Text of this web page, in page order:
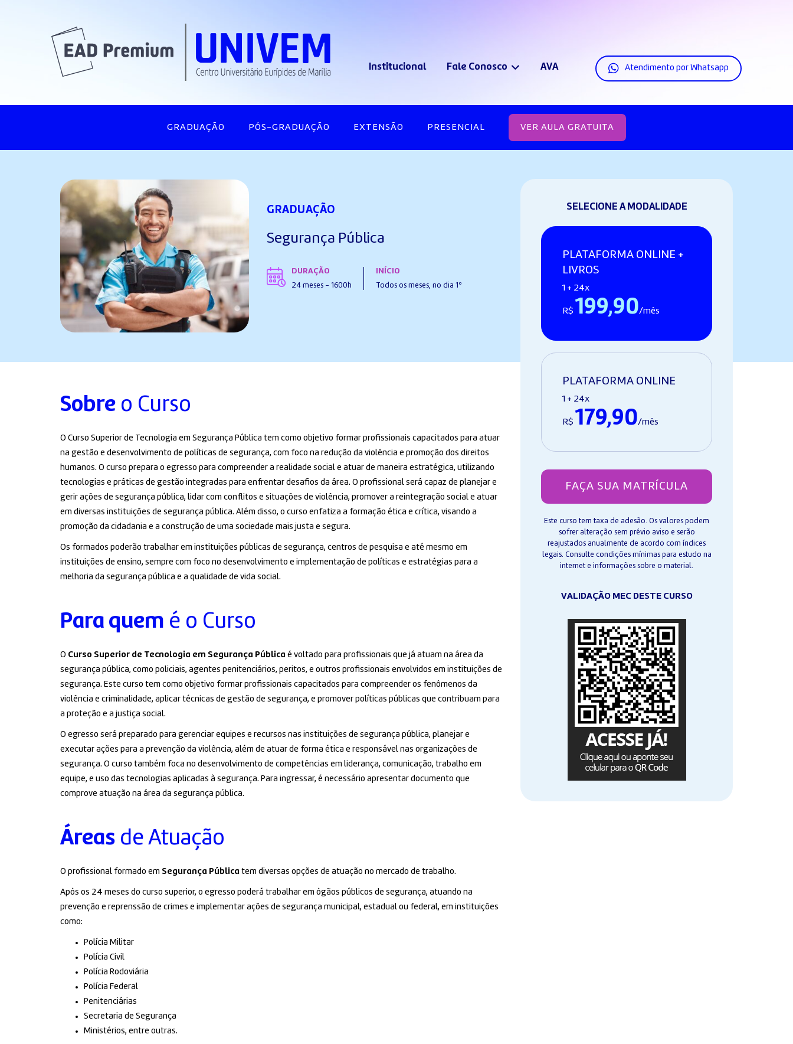
Institucional Fale Conosco AVA Atendimento por Whatsapp
GRADUAÇÃO PÓS-GRADUAÇÃO EXTENSÃO PRESENCIAL VER AULA GRATUITA
GRADUAÇÃO
Segurança Pública
DURAÇÃO
24 meses - 1600h
INÍCIO
Todos os meses, no dia 1º
Sobre o Curso
O Curso Superior de Tecnologia em Segurança Pública tem como objetivo formar profissionais capacitados para atuar
na gestão e desenvolvimento de políticas de segurança, com foco na redução da violência e promoção dos direitos
humanos. O curso prepara o egresso para compreender a realidade social e atuar de maneira estratégica, utilizando
tecnologias e práticas de gestão integradas para enfrentar desafios da área. O profissional será capaz de planejar e
gerir ações de segurança pública, lidar com conflitos e situações de violência, promover a reintegração social e atuar
em diversas instituições de segurança pública. Além disso, o curso enfatiza a formação ética e crítica, visando a
promoção da cidadania e a construção de uma sociedade mais justa e segura.
Os formados poderão trabalhar em instituições públicas de segurança, centros de pesquisa e até mesmo em
instituições de ensino, sempre com foco no desenvolvimento e implementação de políticas e estratégias para a
melhoria da segurança pública e a qualidade de vida social.
Para quem é o Curso
O Curso Superior de Tecnologia em Segurança Pública é voltado para profissionais que já atuam na área da
segurança pública, como policiais, agentes penitenciários, peritos, e outros profissionais envolvidos em instituições de
segurança. Este curso tem como objetivo formar profissionais capacitados para compreender os fenômenos da
violência e criminalidade, aplicar técnicas de gestão de segurança, e promover políticas públicas que contribuam para
a proteção e a justiça social.
O egresso será preparado para gerenciar equipes e recursos nas instituições de segurança pública, planejar e
executar ações para a prevenção da violência, além de atuar de forma ética e responsável nas organizações de
segurança. O curso também foca no desenvolvimento de competências em liderança, comunicação, trabalho em
equipe, e uso das tecnologias aplicadas à segurança. Para ingressar, é necessário apresentar documento que
comprove atuação na área da segurança pública.
Áreas de Atuação
O profissional formado em Segurança Pública tem diversas opções de atuação no mercado de trabalho.
Após os 24 meses do curso superior, o egresso poderá trabalhar em ógãos públicos de segurança, atuando na
prevenção e reprenssão de crimes e implementar ações de segurança municipal, estadual ou federal, em instituições
como:
Polícia Militar
Polícia Civil
Polícia Rodoviária
Polícia Federal
Penitenciárias
Secretaria de Segurança
Ministérios, entre outras.
SELECIONE A MODALIDADE
PLATAFORMA ONLINE +
LIVROS
1 + 24x
R$ 199,90/mês
PLATAFORMA ONLINE
1 + 24x
R$ 179,90/mês
FAÇA SUA MATRÍCULA
Este curso tem taxa de adesão. Os valores podem
sofrer alteração sem prévio aviso e serão
reajustados anualmente de acordo com índices
legais. Consulte condições mínimas para estudo na
internet e informações sobre o material.
VALIDAÇÃO MEC DESTE CURSO